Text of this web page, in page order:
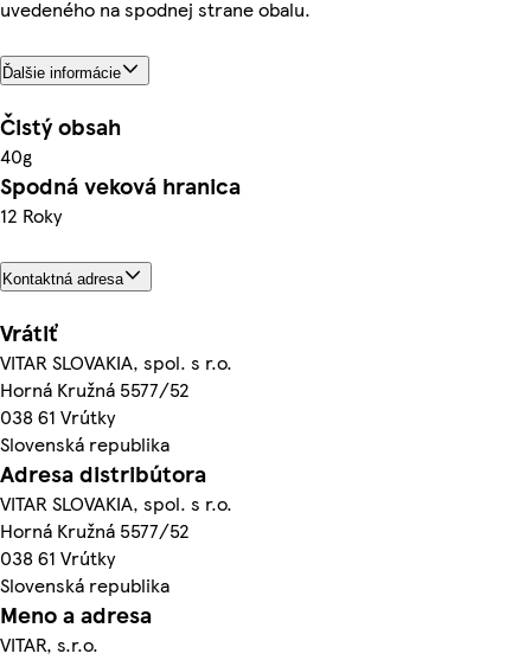
uvedeného na spodnej strane obalu.
Ďalšie informácie
Čistý obsah
40g
Spodná veková hranica
12 Roky
Kontaktná adresa
Vrátiť
VITAR SLOVAKIA, spol. s r.o.
Horná Kružná 5577/52
038 61 Vrútky
Slovenská republika
Adresa distribútora
VITAR SLOVAKIA, spol. s r.o.
Horná Kružná 5577/52
038 61 Vrútky
Slovenská republika
Meno a adresa
VITAR, s.r.o.